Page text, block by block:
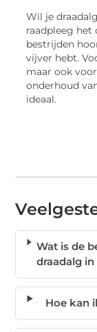
Wil je
raadpleeg het
bestrijden
vijver hebt.
maar ook
onderhoud
ideaal.
Wat is de
draadalg
Hoe kan